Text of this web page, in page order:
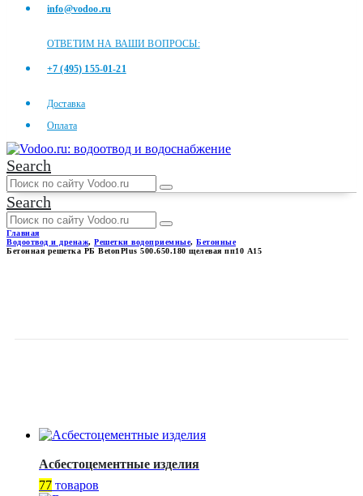
info@vodoo.ru
ОТВЕТИМ НА ВАШИ ВОПРОСЫ:
+7 (495) 155-01-21
Доставка
Оплата
Search
Search
Главная
Водоотвод и дренаж, Решетки водоприемные, Бетонные
Бетонная решетка РБ BetonPlus 500.650.180 щелевая пп10 А15
Асбестоцементные изделия
77 товаров